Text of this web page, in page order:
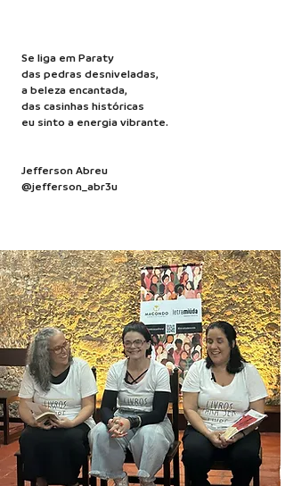
Se liga em Paraty
das pedras desniveladas,
a beleza encantada,
das casinhas históricas
eu sinto a energia vibrante.
Jefferson Abreu
@jefferson_abr3u